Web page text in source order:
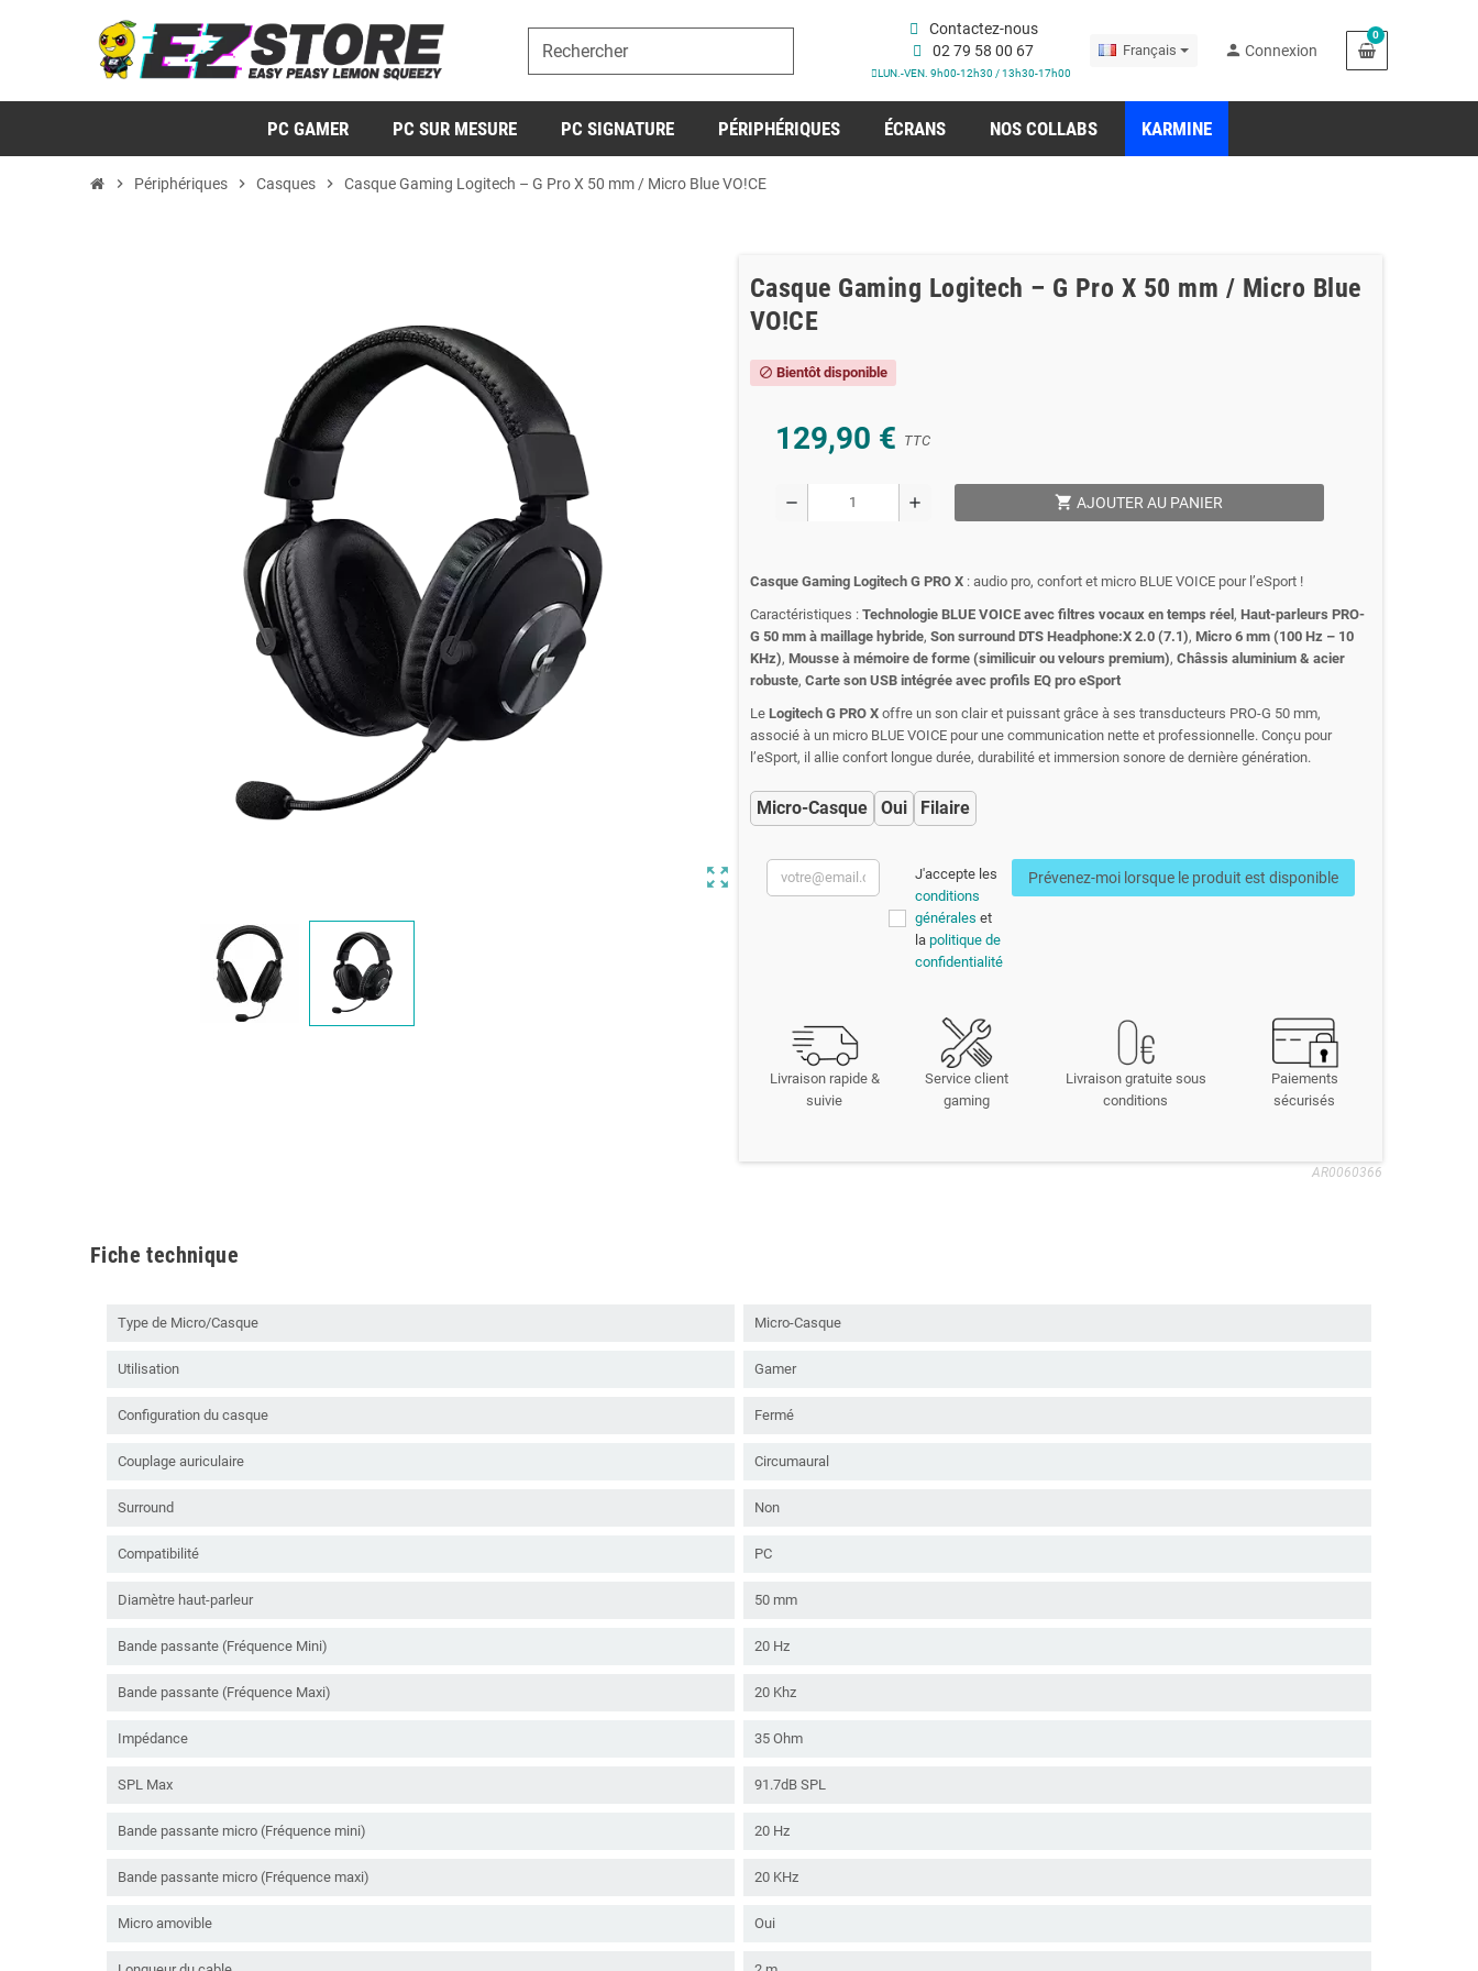
Contactez-nous
02 79 58 00 67
LUN.-VEN. 9h00-12h30 / 13h30-17h00
Français person Connexion
0
PC GAMER PC SUR MESURE PC SIGNATURE PÉRIPHÉRIQUES ÉCRANS NOS COLLABS KARMINE
chevron_right Périphériques chevron_right Casques chevron_right Casque Gaming Logitech – G Pro X 50 mm / Micro Blue VO!CE
zoom_out_map
Casque Gaming Logitech – G Pro X 50 mm / Micro Blue
VO!CE
block Bientôt disponible
129,90 € TTC
remove add shopping_cart AJOUTER AU PANIER
Casque Gaming Logitech G PRO X : audio pro, confort et micro BLUE VOICE pour l’eSport !
Caractéristiques : Technologie BLUE VOICE avec filtres vocaux en temps réel , Haut-parleurs PRO-
G 50 mm à maillage hybride, Son surround DTS Headphone:X 2.0 (7.1), Micro 6 mm (100 Hz – 10
KHz), Mousse à mémoire de forme (similicuir ou velours premium), Châssis aluminium & acier
robuste, Carte son USB intégrée avec profils EQ pro eSport
Le Logitech G PRO X offre un son clair et puissant grâce à ses transducteurs PRO-G 50 mm,
associé à un micro BLUE VOICE pour une communication nette et professionnelle. Conçu pour
l’eSport, il allie confort longue durée, durabilité et immersion sonore de dernière génération.
Micro-Casque Oui Filaire
J'accepte les
conditions
générales et
la politique de
confidentialité
Prévenez-moi lorsque le produit est disponible
Livraison rapide &
suivie
Service client
gaming
Livraison gratuite sous
conditions
Paiements
sécurisés
AR0060366
Fiche technique
Type de Micro/Casque Micro-Casque
Utilisation Gamer
Configuration du casque Fermé
Couplage auriculaire Circumaural
Surround Non
Compatibilité PC
Diamètre haut-parleur 50 mm
Bande passante (Fréquence Mini) 20 Hz
Bande passante (Fréquence Maxi) 20 Khz
Impédance 35 Ohm
SPL Max 91.7dB SPL
Bande passante micro (Fréquence mini) 20 Hz
Bande passante micro (Fréquence maxi) 20 KHz
Micro amovible Oui